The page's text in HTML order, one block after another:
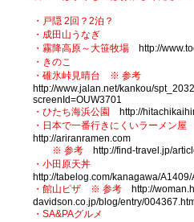
・戸隠 2回？2泊？
・成田山うなぎ
・霧降高原～大笹牧場 http://
・きのこ
・碓氷峠見晴台 ※ 参考
http://www.jalan.net/kankou/
screenId=OUW3701
・ひたち海浜公園 http://
・日本で一番行きにくいラーメン
http://ariranramen.com
※ 参考 http://find-travel.jp/
・小田原天丼
http://tabelog.com/kanagawa/
・館山ピザ ※ 参考 http://
davidson.co.jp/blog/entry/
・SA&PAグルメ